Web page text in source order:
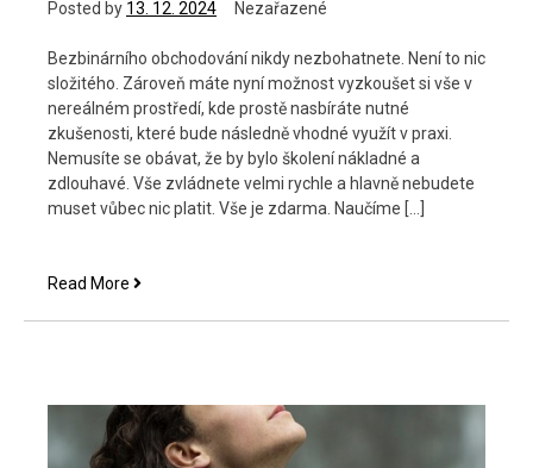
Posted by 13. 12. 2024 Nezařazené
Bezbinárního obchodování nikdy nezbohatnete. Není to nic
složitého. Zároveň máte nyní možnost vyzkoušet si vše v
nereálném prostředí, kde prostě nasbíráte nutné
zkušenosti, které bude následně vhodné využít v praxi.
Nemusíte se obávat, že by bylo školení nákladné a
zdlouhavé. Vše zvládnete velmi rychle a hlavně nebudete
muset vůbec nic platit. Vše je zdarma. Naučíme […]
Read More Zdarma
naučíte